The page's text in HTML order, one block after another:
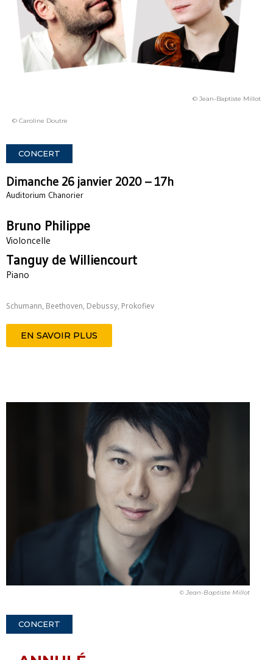
© Jean-Baptiste Millot
© Caroline Doutre
CONCERT
Dimanche 26 janvier 2020 – 17h
Auditorium Chanorier
Bruno Philippe
Violoncelle
Tanguy de Williencourt
Piano
Schumann, Beethoven, Debussy, Prokofiev
EN SAVOIR PLUS
© Jean-Baptiste Millot
CONCERT